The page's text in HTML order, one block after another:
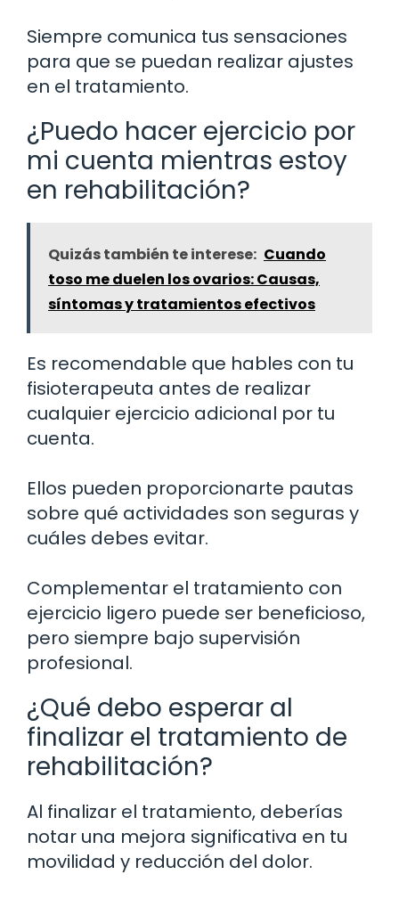
Siempre comunica tus sensaciones
para que se puedan realizar ajustes
en el tratamiento.
¿Puedo hacer ejercicio por
mi cuenta mientras estoy
en rehabilitación?
Quizás también te interese: Cuando
toso me duelen los ovarios: Causas,
síntomas y tratamientos efectivos
Es recomendable que hables con tu
fisioterapeuta antes de realizar
cualquier ejercicio adicional por tu
cuenta.
Ellos pueden proporcionarte pautas
sobre qué actividades son seguras y
cuáles debes evitar.
Complementar el tratamiento con
ejercicio ligero puede ser beneficioso,
pero siempre bajo supervisión
profesional.
¿Qué debo esperar al
finalizar el tratamiento de
rehabilitación?
Al finalizar el tratamiento, deberías
notar una mejora significativa en tu
movilidad y reducción del dolor.